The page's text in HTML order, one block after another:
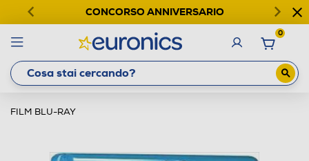
CONCORSO ANNIVERSARIO
0
FILM BLU-RAY